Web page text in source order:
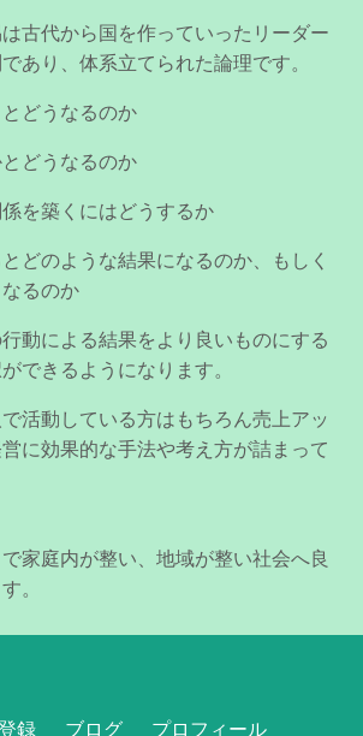
古代から国を作っていったリーダー
あり、体系立てられた論理です。
どうなるのか
どうなるのか
を築くにはどうするか
どのような結果になるのか、もしく
るのか
動による結果をより良いものにする
できるようになります。
活動している方はもちろん売上アッ
に効果的な手法や考え方が詰まって
家庭内が整い、地域が整い社会へ良
。
録 ブログ プロフィール